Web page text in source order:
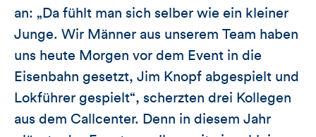
an: „Da fühlt man sich selber wie ein kleiner
Junge. Wir Männer aus unserem Team haben
uns heute Morgen vor dem Event in die
Eisenbahn gesetzt, Jim Knopf abgespielt und
Lokführer gespielt“, scherzten drei Kollegen
aus dem Callcenter. Denn in diesem Jahr